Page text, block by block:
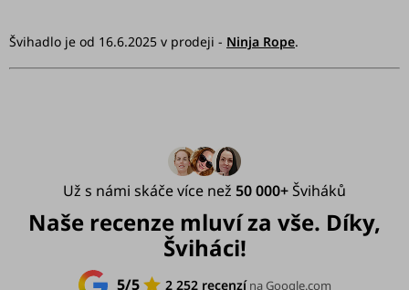
Workshopy
Švihadlo je od 16.6.2025 v prodeji - Ninja Rope.
Už s námi skáče více než 50 000+Šviháků
Naše recenze mluví za vše. Díky,
Šviháci!
5/5 2 252 recenzína Google.com